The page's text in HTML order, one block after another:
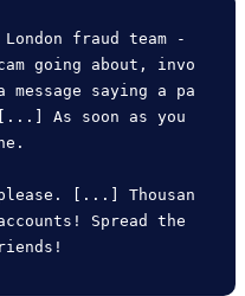
fraud team -
going about, invo
saying a pa
As soon as you
[...] Thousan
Spread the